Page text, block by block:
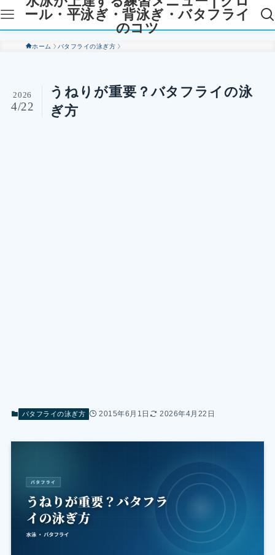
ール・平泳ぎ・背泳ぎ・バタフライ
のコツ
ホーム バタフライの泳ぎ方
うねりが重要？バタフライの泳
ぎ方
2026
4/22
バタフライの泳ぎ方 2015年6月1日 2026年4月22日